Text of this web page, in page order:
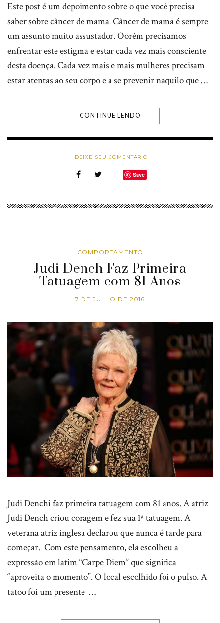
Este post é um depoimento sobre o que você precisa
saber sobre câncer de mama. Câncer de mama é sempre
um assunto muito assustador. Oorém precisamos
enfrentar este estigma e estar cada vez mais consciente
desta doença. Cada vez mais e mais mulheres precisam
estar atentas ao seu corpo e a se prevenir naquilo que …
CONTINUE LENDO
DEIXE SEU COMENTÁRIO
Save
COMPORTAMENTO
Judi Dench Faz Primeira
Tatuagem com 81 Anos
7 DE JULHO DE 2016
Judi Denchi faz primeira tatuagem com 81 anos. A atriz
Judi Dench criou coragem e fez sua 1ª tatuagem. A
veterana atriz inglesa declarou que nunca é tarde para
começar. Com este pensamento, ela escolheu a
expressão em latim “Carpe Diem” que significa
“aproveita o momento”. O local escolhido foi o pulso. A
tatoo foi um presente …